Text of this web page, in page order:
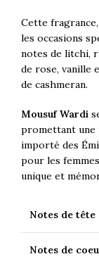
Cette
les occasions
notes de litchi,
de rose, vanille
de cashmeran.
Mousuf Wardi
promettant une
importé des
pour les
unique et
Notes de tête
Notes de